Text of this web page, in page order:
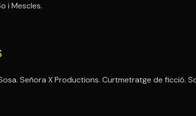
i Mescles.
Señora X Productions. Curtmetratge de ficció.